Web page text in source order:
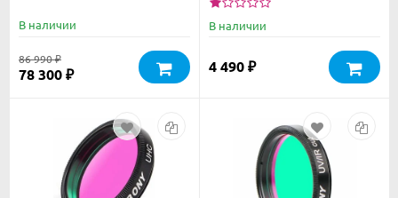
В наличии
86 990₽
78 300 ₽
В наличии
4 490 ₽